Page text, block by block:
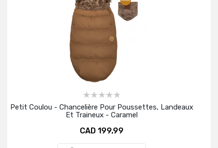
Petit Coulou - Chancelière Pour Poussettes, Landeaux
Et Traineux - Caramel
CAD 199,99